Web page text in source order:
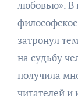
любовью». В
затронул
на судьбу
получила
читателей и